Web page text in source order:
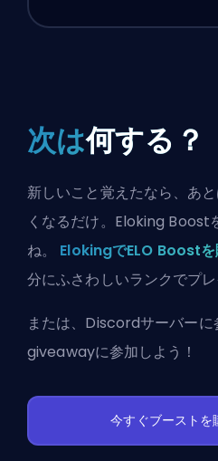
次は何する？
新しいこと覚えたなら、あ
くなるだけ。Eloking Boost
ね。 ElokingでELO Boostを
分にふさわしいランクでプレ
または、 Discordサーバーに
giveawayに参加しよう！
今すぐブーストを